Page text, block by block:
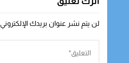
لن يتم نشر عنوان بريدك الإلكتروني.